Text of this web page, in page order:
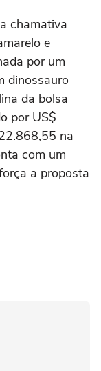
chamativa
e
por um
dinossauro
da bolsa
por US$
na
com um
a proposta